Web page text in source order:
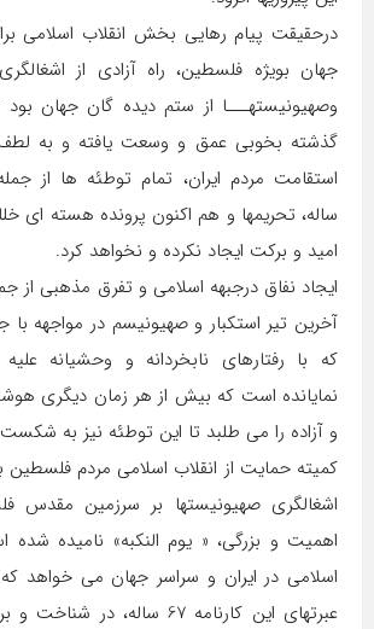
درحقيقت پيام رهايي بخش انقلاب اسلامي
جهان بويژه فلسطين، راه آزادي از
گذشته بخوبي عمق و وسعت يافته و به
ساله، تحريمها و هم اكنون پرونده هسته اي
اميد و بركت ايجاد نكرده و نخواهد كرد.
ايجاد نفاق درجبهه اسلامي و تفرق مذهبي از
آخرين تير استكبار و صهيونيسم در مواجهه
كه با رفتارهاي نابخردانه و وحشيانه
نمايانده است كه بيش از هر زمان ديگري
و آزاده را مي طلبد تا اين توطئه نيز به
اشغالگري صهيونيستها بر سرزمين مقدس
اهميت و بزرگي، « يوم النكبه» ناميده شده
اسلامي در ايران و سراسر جهان مي خواهد
عبرتهاي اين كارنامه 67 ساله،